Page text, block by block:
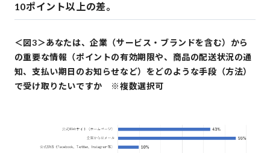
10ポイント以上の差。
＜図3＞あなたは、企業（サービス・ブランドを含む）から
の重要な情報（ポイントの有効期限や、商品の配送状況の通
知、支払い期日のお知らせなど）をどのような手段（方法）
で受け取りたいですか ※複数選択可